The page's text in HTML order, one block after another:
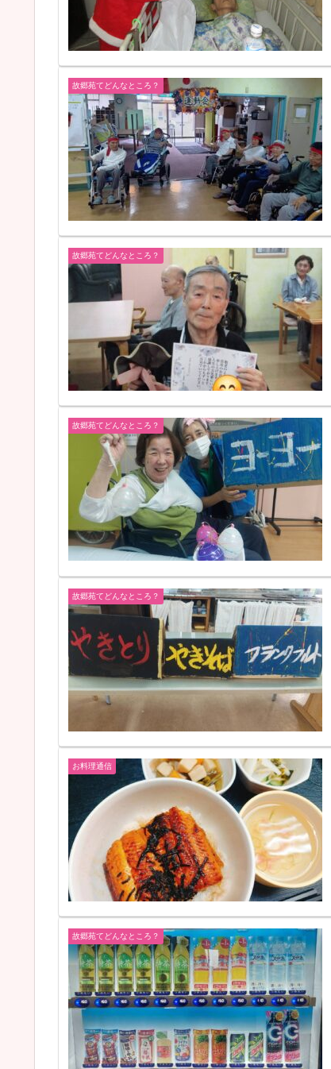
故郷苑てどんなところ？
故郷苑てどんなところ？
故郷苑てどんなところ？
故郷苑てどんなところ？
お料理通信
故郷苑てどんなところ？